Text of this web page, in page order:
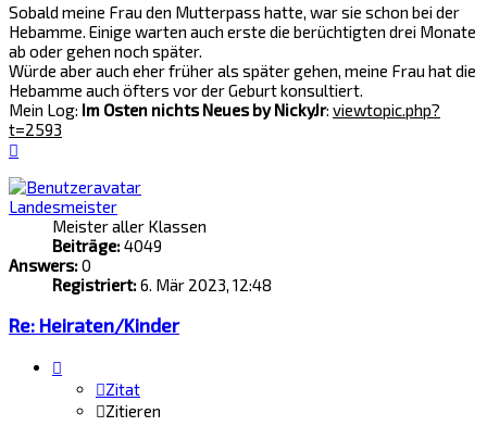
Sobald meine Frau den Mutterpass hatte, war sie schon bei der
Hebamme. Einige warten auch erste die berüchtigten drei Monate
ab oder gehen noch später.
Würde aber auch eher früher als später gehen, meine Frau hat die
Hebamme auch öfters vor der Geburt konsultiert.
Mein Log: Im Osten nichts Neues by NickyJr: viewtopic.php?
t=2593
Landesmeister
Meister aller Klassen
Beiträge:4049
Answers:0
Registriert:6. Mär 2023, 12:48
Re: Heiraten/Kinder
Zitat
Zitieren